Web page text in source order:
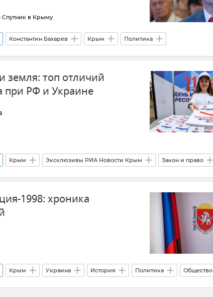
Спутник в Крыму
Константин Бахарев Крым Политика
История
земля: топ отличий
при РФ и Украине
Крым Эксклюзивы РИА Новости Крым Закон и право
Россия Изменения в Конституции РФ Григорий Демидов
1998: хроника
Крым Украина История Политика Общество